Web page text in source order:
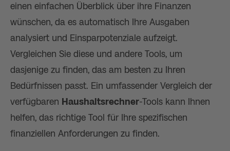
einen einfachen Überblick über ihre Finanzen
wünschen, da es automatisch Ihre Ausgaben
analysiert und Einsparpotenziale aufzeigt.
Vergleichen Sie diese und andere Tools, um
dasjenige zu finden, das am besten zu Ihren
Bedürfnissen passt. Ein umfassender Vergleich der
verfügbaren Haushaltsrechner-Tools kann Ihnen
helfen, das richtige Tool für Ihre spezifischen
finanziellen Anforderungen zu finden.